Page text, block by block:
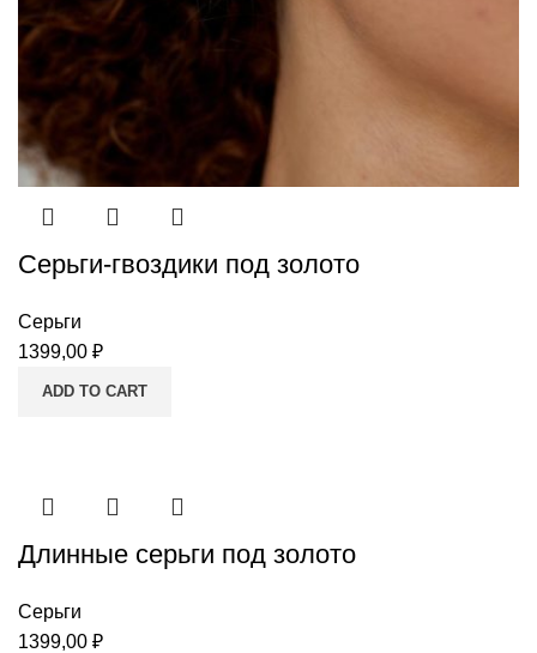
Серьги-гвоздики под золото
Серьги
1399,00 ₽
ADD TO CART
Длинные серьги под золото
Серьги
1399,00 ₽